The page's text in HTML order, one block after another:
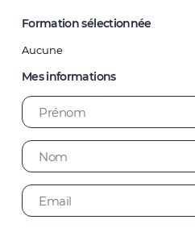
Formation sélectionnée
Mes informations